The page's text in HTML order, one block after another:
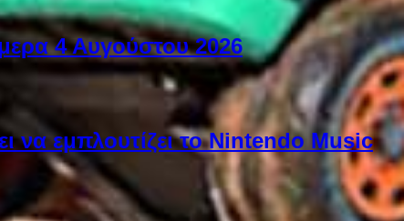
4 Αυγούστου 2026
να εμπλουτίζει το Nintendo Music